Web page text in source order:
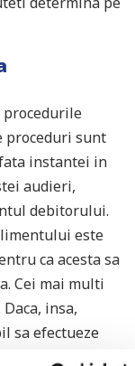
proceduri sunt
instantei in
audieri,
debitorului.
este
ca acesta sa
Cei mai multi
insa,
sa efectueze